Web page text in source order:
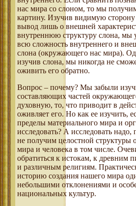
нас мира со слоном, то мы
картину. Изучив видимую
вывод лишь о внешней
внутреннюю структуру слона, мы
всю сложность внутреннего и
слона (окружающего нас мира).
изучив слона, мы никогда не
оживить его обратно.
Вопрос – почему? Мы забыли
составляющих частей
духовную, то, что приводит в
оживляет его. Но как ее изучить,
пределы материального мира и
исследовать? А исследовать
не получим целостной структуры
мира и человека в том числе.
обратиться к истокам, к древним
и различным религиям.
историю создания нашего мира
небольшими отклонениями и
национальных культур.